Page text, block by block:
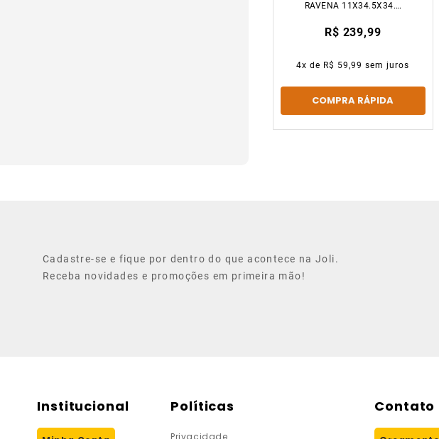
RAVENA 11X34.5X34.5
R$ 239,99
4x de R$ 59,99 sem juros
COMPRA RÁPIDA
Cadastre-se e fique por dentro do que acontece na Joli.
Receba novidades e promoções em primeira mão!
Institucional Políticas
Privacidade
Contato